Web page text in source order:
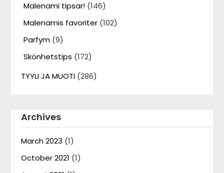
Malenami tipsar! (146)
Malenamis favoriter (102)
Parfym (9)
Skönhetstips (172)
TYYLI JA MUOTI (286)
Archives
March 2023 (1)
October 2021 (1)